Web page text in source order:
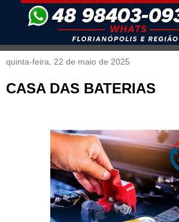
quinta-feira, 22 de maio de 2025
CASA DAS BATERIAS